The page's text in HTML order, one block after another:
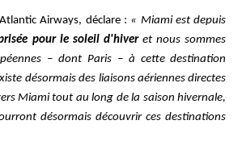
Airways, déclare : « Miami est depuis
pour le soleil d'hiveret nous sommes
– dont Paris – à cette destination
désormais des liaisons aériennes directes
Miami tout au long de la saison hivernale,
désormais découvrir ces destinations